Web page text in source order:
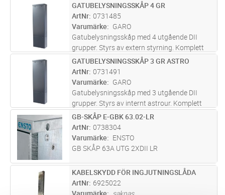
ST Lägg i kundvagn
GATUBELYSNINGSSKÅP 4 GR
ArtNr 0731485
Varumärke
GARO
Gatubelysningsskåp med 4 utgående DII
grupper. Styrs av extern styrning. Komplett
gatubelysningsskåp för 4 utgående grupper
utrustat med trätavla för mätare av
förbrukning. Belysningen aktiveras anti
mer
ST Lägg i kundvagn
GATUBELYSNINGSSKÅP 3 GR ASTRO
ArtNr 0731491
Varumärke
GARO
Gatubelysningsskåp med 3 utgående DII
grupper. Styrs av internt astrour. Komplett
gatubelysningsskåp för 3 utgående grupper
utrustat med trätavla för mätare av
förbrukning. Belysningen aktiveras via
mer
ST Lägg i kundvagn
GB-SKÅP E-GBK 63.02-LR
ArtNr 0738304
Varumärke
ENSTO
GB SKÅP 63A UTG 2XDII LR
ST Lägg i kundvagn
KABELSKYDD FÖR INGJUTNINGSLÅDA
ArtNr 6925022